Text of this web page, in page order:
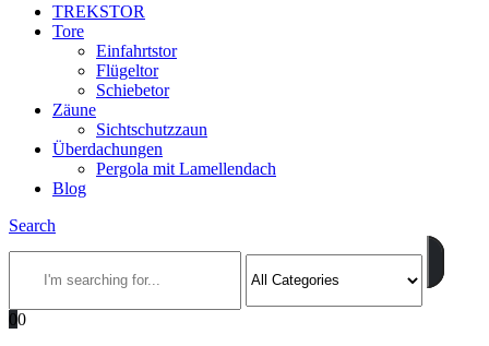
TREKSTOR
Tore
Einfahrtstor
Flügeltor
Schiebetor
Zäune
Sichtschutzzaun
Überdachungen
Pergola mit Lamellendach
Blog
Search
00